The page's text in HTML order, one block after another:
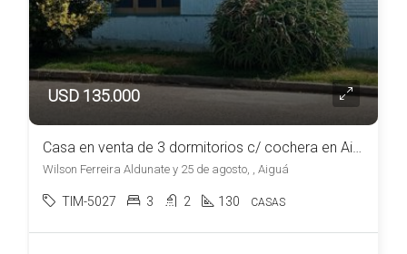
USD 135.000
Casa en venta de 3 dormitorios c/ cochera en Aiguá
Wilson Ferreira Aldunate y 25 de agosto, , Aiguá
TIM-5027 3 2 130 CASAS